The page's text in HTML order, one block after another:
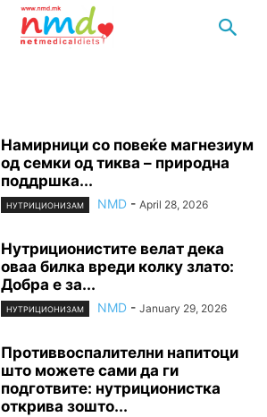
Намирници со повеќе магнезиум
од семки од тиква – природна
поддршка...
НУТРИЦИОНИЗАМ NMD - April 28, 2026
Нутриционистите велат дека
оваа билка вреди колку злато:
Добра е за...
НУТРИЦИОНИЗАМ NMD - January 29, 2026
Противвоспалителни напитоци
што можете сами да ги
подготвите: нутриционистка
открива зошто...